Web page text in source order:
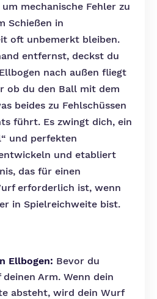
mechanische Fehler zu
Schießen in
oft unbemerkt bleiben.
entfernst, deckst du
nach außen fliegt
ob du den Ball mit dem
beides zu Fehlschüssen
führt. Es zwingt dich, ein
und perfekten
und etabliert
das für einen
erforderlich ist, wenn
in Spielreichweite bist.
Ellbogen: Bevor du
Arm. Wenn dein
absteht, wird dein Wurf